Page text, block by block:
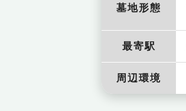
墓地形態
最寄駅
周辺環境